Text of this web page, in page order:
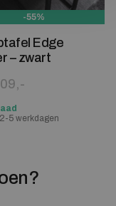
-55%
Edge
– zwart
prijs
prijs is: 49,-.
5 werkdagen